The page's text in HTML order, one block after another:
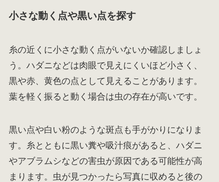
小さな動く点や黒い点を探す
糸の近くに小さな動く点がいないか確認しましょ
う。ハダニなどは肉眼で見えにくいほど小さく、
黒や赤、黄色の点として見えることがあります。
葉を軽く振ると動く場合は虫の存在が高いです。
黒い点や白い粉のような斑点も手がかりになりま
す。糸とともに黒い糞や吸汁痕があると、ハダニ
やアブラムシなどの害虫が原因である可能性が高
まります。虫が見つかったら写真に収めると後の